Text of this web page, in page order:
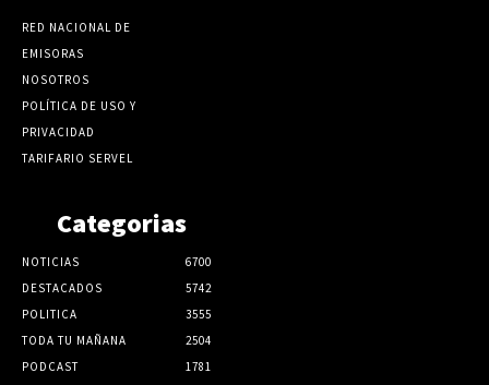
RED NACIONAL DE
EMISORAS
NOSOTROS
POLÍTICA DE USO Y
PRIVACIDAD
TARIFARIO SERVEL
Categorias
NOTICIAS
6700
DESTACADOS
5742
POLITICA
3555
TODA TU MAÑANA
2504
PODCAST
1781